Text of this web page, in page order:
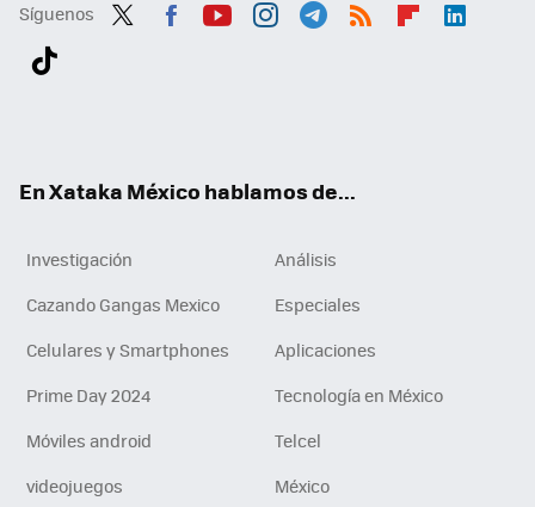
Síguenos
En Xataka México hablamos de...
Investigación
Análisis
Cazando Gangas Mexico
Especiales
Celulares y Smartphones
Aplicaciones
Prime Day 2024
Tecnología en México
Móviles android
Telcel
videojuegos
México